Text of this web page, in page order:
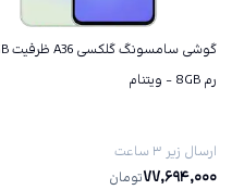
رم 8GB - ویتنام
ارسال زیر ۳ ساعت
77,694,000تومان